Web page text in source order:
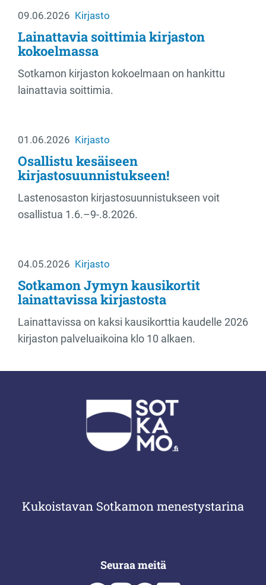
09.06.2026 Kirjasto
Lainattavia soittimia kirjaston
kokoelmassa
Sotkamon kirjaston kokoelmaan on hankittu
lainattavia soittimia.
01.06.2026 Kirjasto
Osallistu kesäiseen
kirjastosuunnistukseen!
Lastenosaston kirjastosuunnistukseen voit
osallistua 1.6.–9-.8.2026.
04.05.2026 Kirjasto
Sotkamon Jymyn kausikortit
lainattavissa kirjastosta
Lainattavissa on kaksi kausikorttia kaudelle 2026
kirjaston palveluaikoina klo 10 alkaen.
Kukoistavan Sotkamon menestystarina
Seuraa meitä